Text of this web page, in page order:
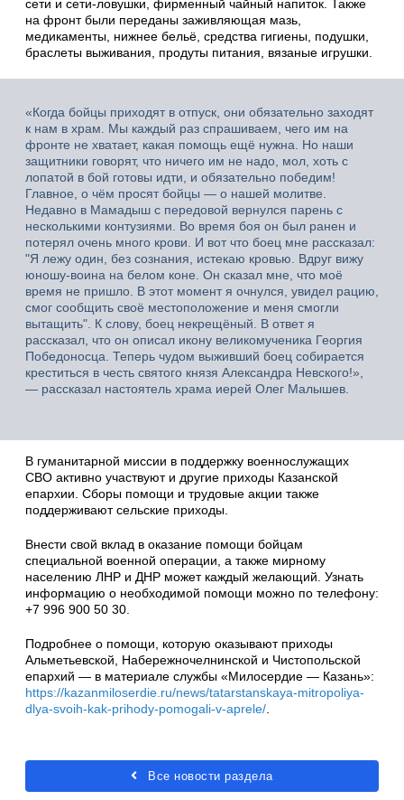
сети и сети-ловушки, фирменный чайный напиток. Также
на фронт были переданы заживляющая мазь,
медикаменты, нижнее бельё, средства гигиены, подушки,
браслеты выживания, продуты питания, вязаные игрушки.
«Когда бойцы приходят в отпуск, они обязательно заходят
к нам в храм. Мы каждый раз спрашиваем, чего им на
фронте не хватает, какая помощь ещё нужна. Но наши
защитники говорят, что ничего им не надо, мол, хоть с
лопатой в бой готовы идти, и обязательно победим!
Главное, о чём просят бойцы — о нашей молитве.
Недавно в Мамадыш с передовой вернулся парень с
несколькими контузиями. Во время боя он был ранен и
потерял очень много крови. И вот что боец мне рассказал:
"Я лежу один, без сознания, истекаю кровью. Вдруг вижу
юношу-воина на белом коне. Он сказал мне, что моё
время не пришло. В этот момент я очнулся, увидел рацию,
смог сообщить своё местоположение и меня смогли
вытащить". К слову, боец некрещёный. В ответ я
рассказал, что он описал икону великомученика Георгия
Победоносца. Теперь чудом выживший боец собирается
креститься в честь святого князя Александра Невского!»,
— рассказал настоятель храма иерей Олег Малышев.
В гуманитарной миссии в поддержку военнослужащих
СВО активно участвуют и другие приходы Казанской
епархии. Сборы помощи и трудовые акции также
поддерживают сельские приходы.
Внести свой вклад в оказание помощи бойцам
специальной военной операции, а также мирному
населению ЛНР и ДНР может каждый желающий. Узнать
информацию о необходимой помощи можно по телефону:
+7 996 900 50 30.
Подробнее о помощи, которую оказывают приходы
Альметьевской, Набережночелнинской и Чистопольской
епархий — в материале службы «Милосердие — Казань»:
https://kazanmiloserdie.ru/news/tatarstanskaya-mitropoliya-
dlya-svoih-kak-prihody-pomogali-v-aprele/
Все новости раздела